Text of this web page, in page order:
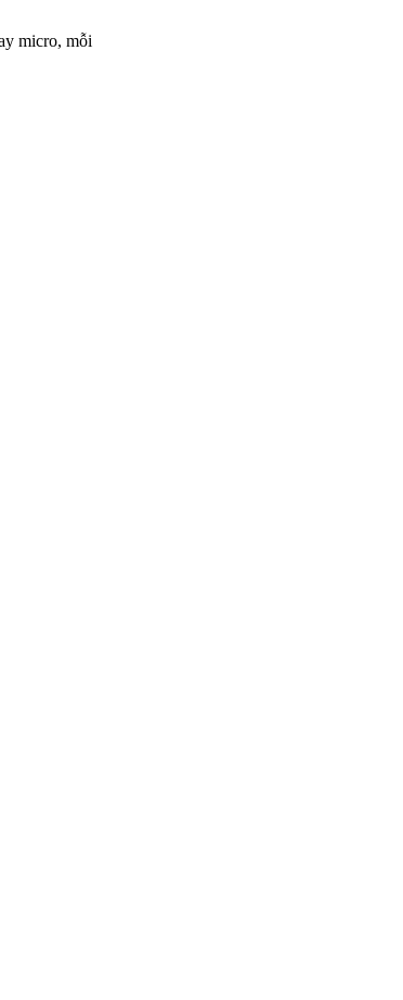
micro, mỗi